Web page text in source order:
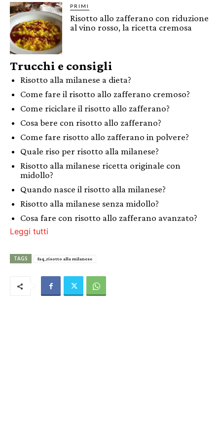
PRIMI
Risotto allo zafferano con riduzione
al vino rosso, la ricetta cremosa
Trucchi e consigli
Risotto alla milanese a dieta?
Come fare il risotto allo zafferano cremoso?
Come riciclare il risotto allo zafferano?
Cosa bere con risotto allo zafferano?
Come fare risotto allo zafferano in polvere?
Quale riso per risotto alla milanese?
Risotto alla milanese ricetta originale con
midollo?
Quando nasce il risotto alla milanese?
Risotto alla milanese senza midollo?
Cosa fare con risotto allo zafferano avanzato?
Leggi tutti
TAGS faq_risotto alla milanese